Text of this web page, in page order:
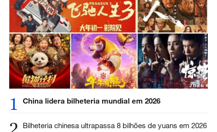
1 China lidera bilheteria mundial em 2026
Bilheteria chinesa ultrapassa 8 bilhões de yuans em 2026